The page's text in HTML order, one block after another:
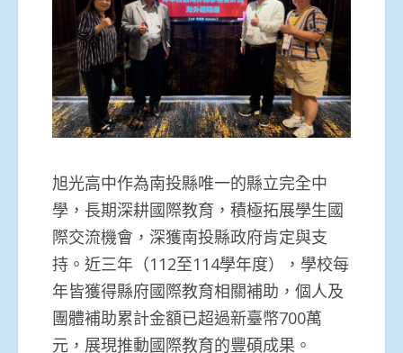
旭光高中作為南投縣唯一的縣立完全中
學，長期深耕國際教育，積極拓展學生國
際交流機會，深獲南投縣政府肯定與支
持。近三年（112至114學年度），學校每
年皆獲得縣府國際教育相關補助，個人及
團體補助累計金額已超過新臺幣700萬
元，展現推動國際教育的豐碩成果。